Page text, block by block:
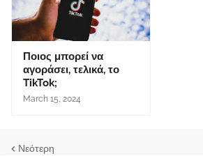
Ποιος μπορεί να
αγοράσει, τελικά, το
TikTok;
March 15, 2024
Νεότερη